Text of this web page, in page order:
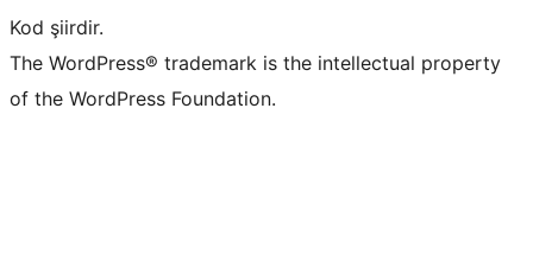
Kod şiirdir.
The WordPress® trademark is the intellectual property
of the WordPress Foundation.